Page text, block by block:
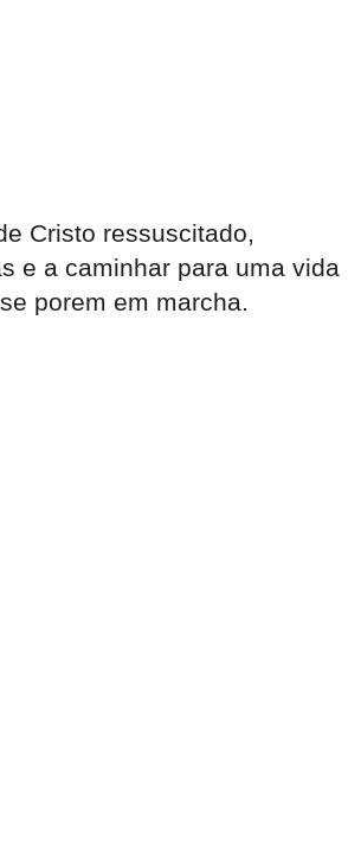
Cristo ressuscitado,
e a caminhar para uma vida
porem em marcha.